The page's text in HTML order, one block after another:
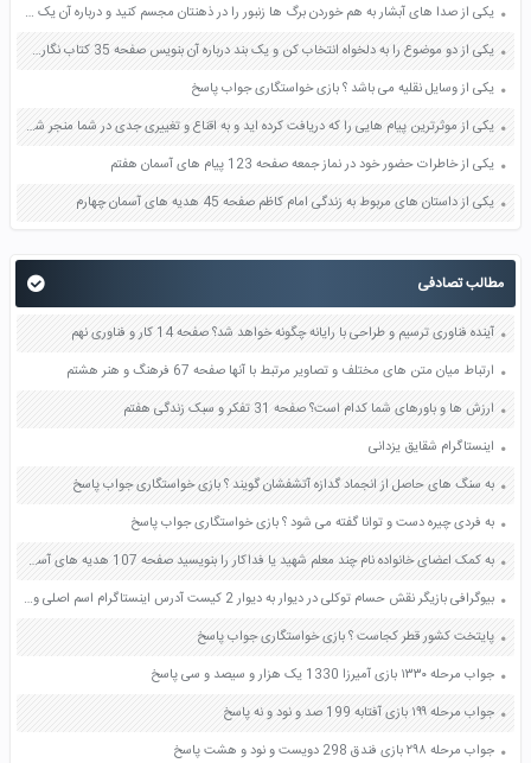
یکی از صدا های آبشار به هم خوردن برگ ها زنبور را در ذهنتان مجسم کنید و درباره آن یک بند بنویسید صفحه 11 نگارش پنجم
یکی از دو موضوع را به دلخواه انتخاب کن و یک بند درباره آن بنویس صفحه 35 کتاب نگارش فارسی سوم
یکی از وسایل نقلیه می باشد ؟ بازی خواستگاری جواب پاسخ
یکی از موثرترین پیام هایی را که دریافت کرده اید و به اقناع و تغییری جدی در شما منجر شده است برسی کنید و علت این تاثیر گذاری قابل توجه را بنویسید صفحه 52 تفکر و سواد رسانه ای دهم
یکی از خاطرات حضور خود در نماز جمعه صفحه 123 پیام های آسمان هفتم
یکی از داستان های مربوط به زندگی امام کاظم صفحه 45 هدیه های آسمان چهارم
مطالب تصادفی
آینده فناوری ترسیم و طراحی با رایانه چگونه خواهد شد؟ صفحه 14 کار و فناوری نهم
ارتباط میان متن های مختلف و تصاویر مرتبط با آنها صفحه 67 فرهنگ و هنر هشتم
ارزش ها و باورهای شما کدام است؟ صفحه 31 تفکر و سبک زندگی هفتم
اینستاگرام شقایق یزدانی
به سنگ های حاصل از انجماد گدازه آتشفشان گویند ؟ بازی خواستگاری جواب پاسخ
به فردی چیره دست و توانا گفته می شود ؟ بازی خواستگاری جواب پاسخ
به کمک اعضای خانواده نام چند معلم شهید یا فداکار را بنویسید صفحه 107 هدیه های آسمان چهارم
بیوگرافی بازیگر نقش حسام توکلی در دیوار به دیوار 2 کیست آدرس اینستاگرام اسم اصلی واقعی
پایتخت کشور قطر کجاست ؟ بازی خواستگاری جواب پاسخ
جواب مرحله ۱۳۳۰ بازی آمیرزا 1330 یک هزار و سیصد و سی پاسخ
جواب مرحله ۱۹۹ بازی آفتابه 199 صد و نود و نه پاسخ
جواب مرحله ۲۹۸ بازی فندق 298 دویست و نود و هشت پاسخ